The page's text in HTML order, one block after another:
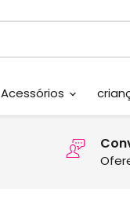
Acessórios